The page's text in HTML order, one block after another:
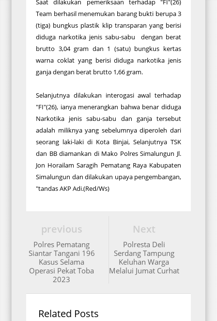
Saat dilakukan pemeriksaan terhadap "FI"(26)
Team berhasil menemukan barang bukti berupa 3
(tiga) bungkus plastik klip transparan yang berisi
diduga narkotika jenis sabu-sabu dengan berat
brutto 3,04 gram dan 1 (satu) bungkus kertas
warna coklat yang berisi diduga narkotika jenis
ganja dengan berat brutto 1,66 gram.
Selanjutnya dilakukan interogasi awal terhadap
"FI"(26), ianya menerangkan bahwa benar diduga
Narkotika jenis sabu-sabu dan ganja tersebut
adalah miliknya yang sebelumnya diperoleh dari
seorang laki-laki di Kota Binjai, Selanjutnya TSK
dan BB diamankan di Mako Polres Simalungun Jl.
Jon Horailam Saragih Pematang Raya Kabupaten
Simalungun dan dilakukan upaya pengembangan,
"tandas AKP Adi.(Red/Ws)
Next
Polresta Deli
Serdang Tampung
Keluhan Warga
Melalui Jumat Curhat
previous
Polres Pematang
Siantar Tangani 196
Kasus Selama
Operasi Pekat Toba
2023
Related Posts